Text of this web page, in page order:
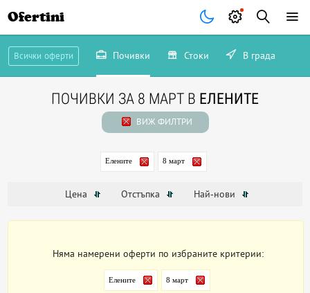
Ofertini
Всички оферти Почивки Стоки В града
ПОЧИВКИ ЗА 8 МАРТ В ЕЛЕНИТЕ
ВИЖ ФИЛТРИ
Елените 8 март
Цена Отстъпка Най-нови
Няма намерени оферти по избраните критерии:
Елените 8 март